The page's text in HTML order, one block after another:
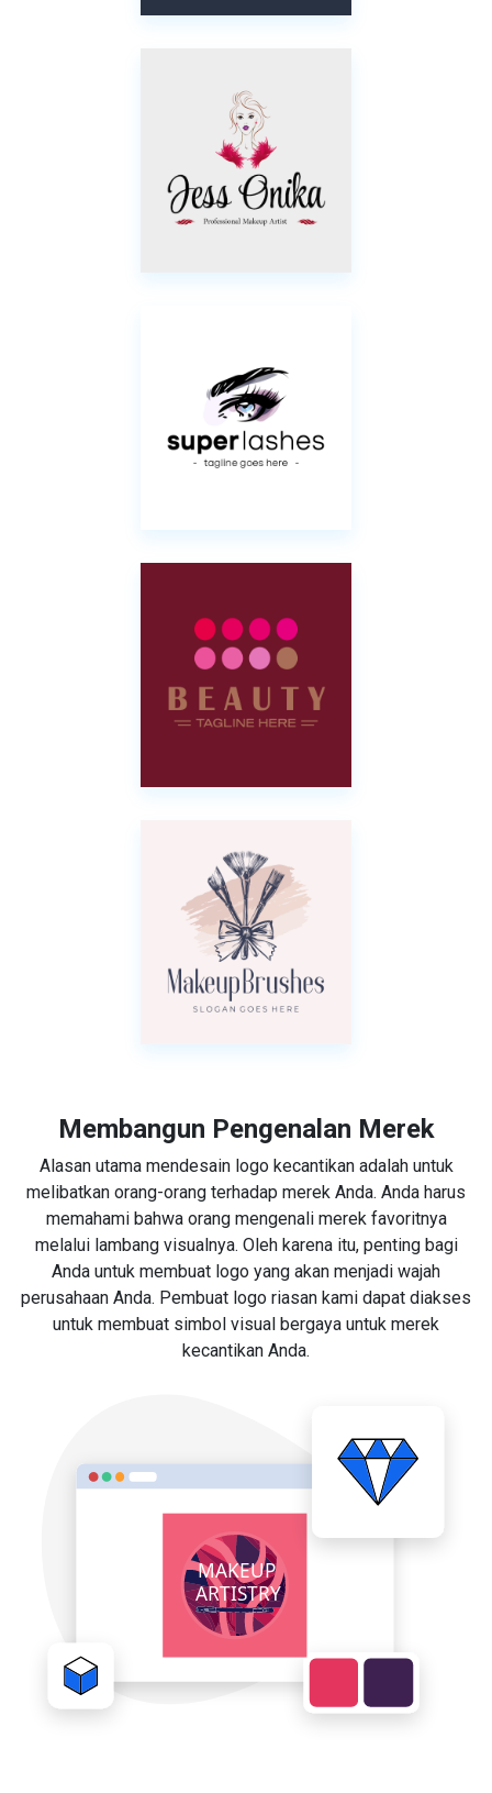
Membangun Pengenalan Merek
Alasan utama mendesain logo kecantikan adalah untuk
melibatkan orang-orang terhadap merek Anda. Anda harus
memahami bahwa orang mengenali merek favoritnya
melalui lambang visualnya. Oleh karena itu, penting bagi
Anda untuk membuat logo yang akan menjadi wajah
perusahaan Anda. Pembuat logo riasan kami dapat diakses
untuk membuat simbol visual bergaya untuk merek
kecantikan Anda.